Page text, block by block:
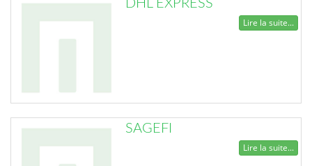
DHL EXPRESS
Lire la suite...
SAGEFI
Lire la suite...